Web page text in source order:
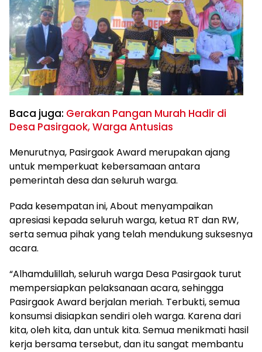
Baca juga: Gerakan Pangan Murah Hadir di
Desa Pasirgaok, Warga Antusias
Menurutnya, Pasirgaok Award merupakan ajang
untuk memperkuat kebersamaan antara
pemerintah desa dan seluruh warga.
Pada kesempatan ini, About menyampaikan
apresiasi kepada seluruh warga, ketua RT dan RW,
serta semua pihak yang telah mendukung suksesnya
acara.
“Alhamdulillah, seluruh warga Desa Pasirgaok turut
mempersiapkan pelaksanaan acara, sehingga
Pasirgaok Award berjalan meriah. Terbukti, semua
konsumsi disiapkan sendiri oleh warga. Karena dari
kita, oleh kita, dan untuk kita. Semua menikmati hasil
kerja bersama tersebut, dan itu sangat membantu